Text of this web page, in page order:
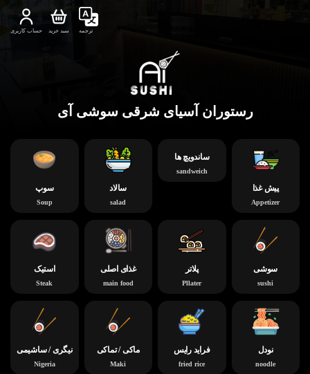
حساب کاربری سبد خرید ترجمه
رستوران آسیای شرقی سوشی آی
پیش غذا
Appetizer
ساندویچ ها
sandweich
سالاد
salad
سوپ
Soup
سوشی
sushi
پلاتر
Pllater
غذای اصلی
main food
استیک
Steak
نودل
noodle
فراید رایس
fried rice
ماکی / تماکی
Maki
نیگری / ساشیمی
Nigeria